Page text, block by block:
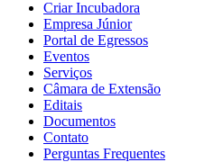
Criar Incubadora
Empresa Júnior
Portal de Egressos
Eventos
Serviços
Câmara de Extensão
Editais
Documentos
Contato
Perguntas Frequentes